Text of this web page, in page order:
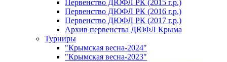
Первенство ДЮФЛ РК (2015 г.р.)
Первенство ДЮФЛ РК (2016 г.р.)
Первенство ДЮФЛ РК (2017 г.р.)
Архив первенства ДЮФЛ Крыма
Турниры
"Крымская весна-2024"
"Крымская весна-2023"